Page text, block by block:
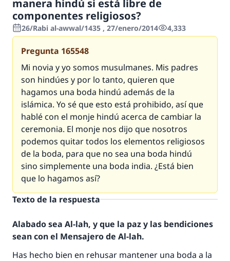
manera hindú si está libre de
componentes religiosos?
26/Rabi al-awwal/1435 , 27/enero/2014 4,333
Pregunta 165548
Mi novia y yo somos musulmanes. Mis padres
son hindúes y por lo tanto, quieren que
hagamos una boda hindú además de la
islámica. Yo sé que esto está prohibido, así que
hablé con el monje hindú acerca de cambiar la
ceremonia. El monje nos dijo que nosotros
podemos quitar todos los elementos religiosos
de la boda, para que no sea una boda hindú
sino simplemente una boda india. ¿Está bien
que lo hagamos así?
Texto de la respuesta
Alabado sea Al-lah, y que la paz y las bendiciones
sean con el Mensajero de Al-lah.
Has hecho bien en rehusar mantener una boda a la